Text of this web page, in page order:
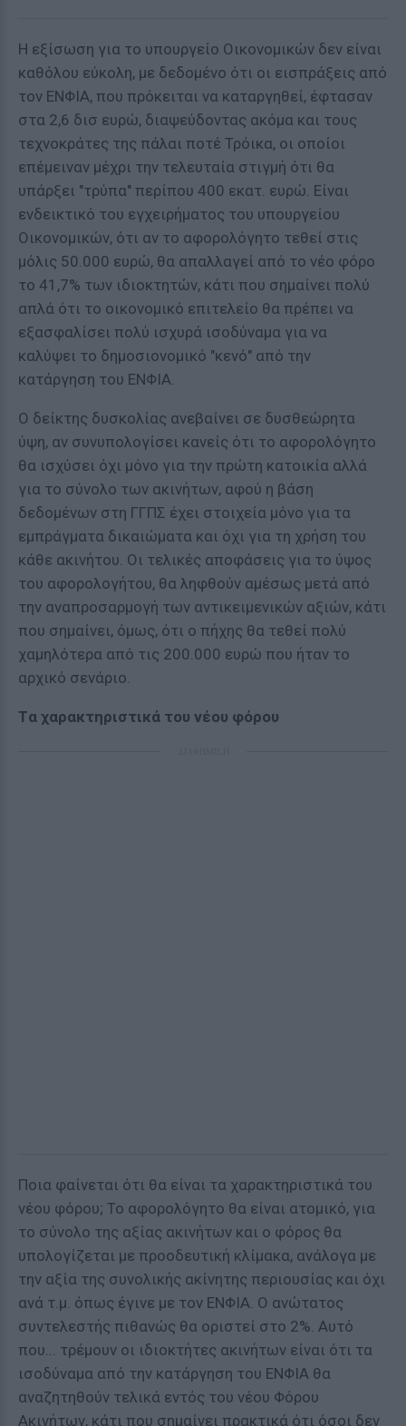
Η εξίσωση για το υπουργείο Οικονομικών δεν είναι
καθόλου εύκολη, με δεδομένο ότι οι εισπράξεις από
τον ΕΝΦΙΑ, που πρόκειται να καταργηθεί, έφτασαν
στα 2,6 δισ ευρώ, διαψεύδοντας ακόμα και τους
τεχνοκράτες της πάλαι ποτέ Τρόικα, οι οποίοι
επέμειναν μέχρι την τελευταία στιγμή ότι θα
υπάρξει "τρύπα" περίπου 400 εκατ. ευρώ. Είναι
ενδεικτικό του εγχειρήματος του υπουργείου
Οικονομικών, ότι αν το αφορολόγητο τεθεί στις
μόλις 50.000 ευρώ, θα απαλλαγεί από το νέο φόρο
το 41,7% των ιδιοκτητών, κάτι που σημαίνει πολύ
απλά ότι το οικονομικό επιτελείο θα πρέπει να
εξασφαλίσει πολύ ισχυρά ισοδύναμα για να
καλύψει το δημοσιονομικό "κενό" από την
κατάργηση του ΕΝΦΙΑ.
Ο δείκτης δυσκολίας ανεβαίνει σε δυσθεώρητα
ύψη, αν συνυπολογίσει κανείς ότι το αφορολόγητο
θα ισχύσει όχι μόνο για την πρώτη κατοικία αλλά
για το σύνολο των ακινήτων, αφού η βάση
δεδομένων στη ΓΓΠΣ έχει στοιχεία μόνο για τα
εμπράγματα δικαιώματα και όχι για τη χρήση του
κάθε ακινήτου. Οι τελικές αποφάσεις για το ύψος
του αφορολογήτου, θα ληφθούν αμέσως μετά από
την αναπροσαρμογή των αντικειμενικών αξιών, κάτι
που σημαίνει, όμως, ότι ο πήχης θα τεθεί πολύ
χαμηλότερα από τις 200.000 ευρώ που ήταν το
αρχικό σενάριο.
Tα χαρακτηριστικά του νέου φόρου
Ποια φαίνεται ότι θα είναι τα χαρακτηριστικά του
νέου φόρου; Το αφορολόγητο θα είναι ατομικό, για
το σύνολο της αξίας ακινήτων και ο φόρος θα
υπολογίζεται με προοδευτική κλίμακα, ανάλογα με
την αξία της συνολικής ακίνητης περιουσίας και όχι
ανά τ.μ. όπως έγινε με τον ΕΝΦΙΑ. Ο ανώτατος
συντελεστής πιθανώς θα οριστεί στο 2%. Αυτό
που... τρέμουν οι ιδιοκτήτες ακινήτων είναι ότι τα
ισοδύναμα από την κατάργηση του ΕΝΦΙΑ θα
αναζητηθούν τελικά εντός του νέου Φόρου
Ακινήτων, κάτι που σημαίνει πρακτικά ότι όσοι δεν